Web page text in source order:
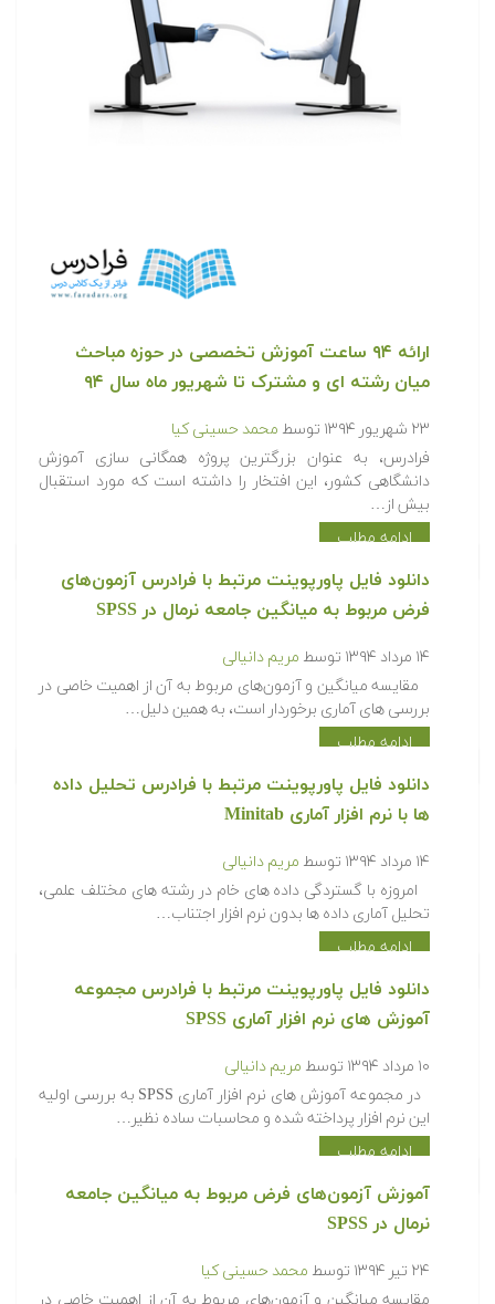
ارائه ۹۴ ساعت آموزش تخصصی در حوزه مباحث
میان رشته ای و مشترک تا شهریور ماه سال ۹۴
۲۳ شهریور ۱۳۹۴ توسط محمد حسینی کیا
فرادرس، به عنوان بزرگترین پروژه همگانی سازی آموزش
دانشگاهی کشور، این افتخار را داشته است که مورد استقبال
بیش از…
ادامه مطلب
دانلود فایل پاورپوینت مرتبط با فرادرس آزمون‌های
فرض مربوط به میانگین جامعه نرمال در SPSS
۱۴ مرداد ۱۳۹۴ توسط مریم دانیالی
مقایسه میانگین و آزمون‌های مربوط به آن از اهمیت خاصی در
بررسی های آماری برخوردار است، به همین دلیل…
ادامه مطلب
دانلود فایل پاورپوینت مرتبط با فرادرس تحلیل داده
ها با نرم افزار آماری Minitab
۱۴ مرداد ۱۳۹۴ توسط مریم دانیالی
امروزه با گستردگی داده های خام در رشته های مختلف علمی،
تحلیل آماری داده ها بدون نرم افزار اجتناب…
ادامه مطلب
دانلود فایل پاورپوینت مرتبط با فرادرس مجموعه
آموزش های نرم افزار آماری SPSS
۱۰ مرداد ۱۳۹۴ توسط مریم دانیالی
در مجموعه آموزش های نرم افزار آماری SPSS به بررسی اولیه
این نرم افزار پرداخته شده و محاسبات ساده نظیر…
ادامه مطلب
آموزش آزمون‌های فرض مربوط به میانگین جامعه
نرمال در SPSS
۲۴ تیر ۱۳۹۴ توسط محمد حسینی کیا
مقایسه میانگین و آزمون‌های مربوط به آن از اهمیت خاصی در